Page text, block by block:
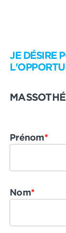
JE DÉSIRE
Prénom*
Nom*